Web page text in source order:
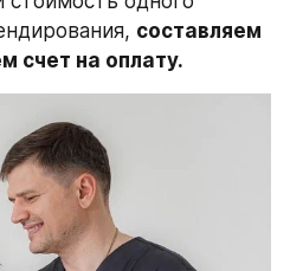
составляем
счет на оплату.